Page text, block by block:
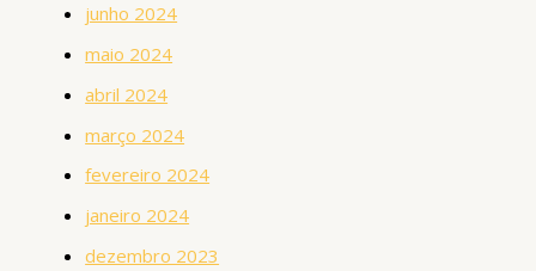
junho 2024
maio 2024
abril 2024
março 2024
fevereiro 2024
janeiro 2024
dezembro 2023